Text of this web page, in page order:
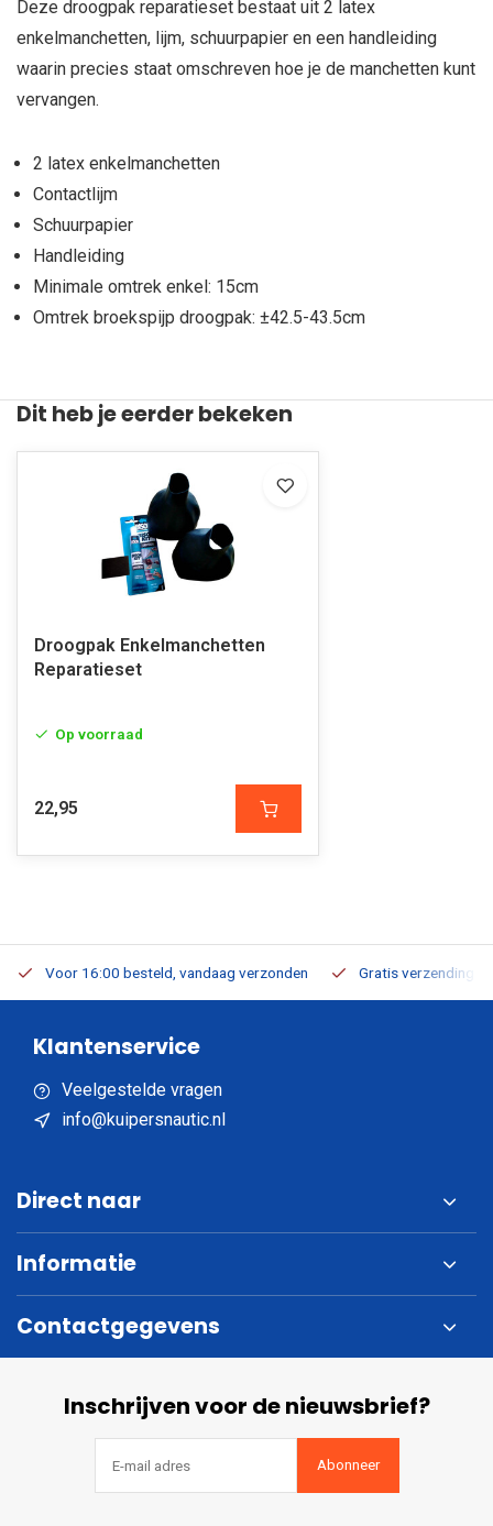
Deze droogpak reparatieset bestaat uit 2 latex
enkelmanchetten, lijm, schuurpapier en een handleiding
waarin precies staat omschreven hoe je de manchetten kunt
vervangen.
2 latex enkelmanchetten
Contactlijm
Schuurpapier
Handleiding
Minimale omtrek enkel: 15cm
Omtrek broekspijp droogpak: ±42.5-43.5cm
Dit heb je eerder bekeken
Droogpak Enkelmanchetten
Reparatieset
Op voorraad
22,95
Voor 16:00 besteld, vandaag verzonden Gratis verzending
Klantenservice
Veelgestelde vragen
info@kuipersnautic.nl
Direct naar
Informatie
Contactgegevens
Inschrijven voor de nieuwsbrief?
Abonneer